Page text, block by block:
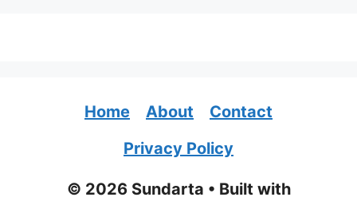
Home About
Contact
Privacy Policy
© 2026 Sundarta • Built with